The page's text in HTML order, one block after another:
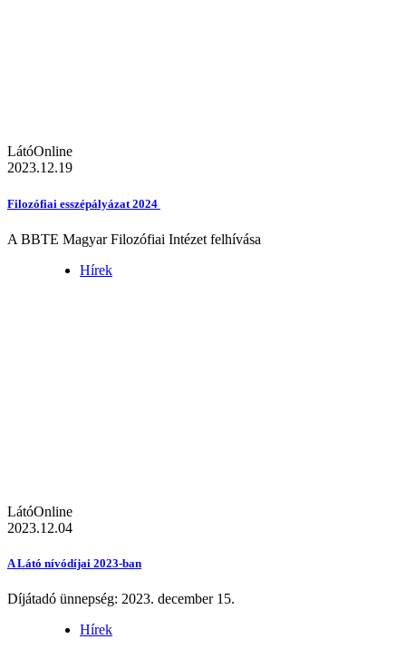
LátóOnline
2023.12.19
Filozófiai esszépályázat 2024
A BBTE Magyar Filozófiai Intézet felhívása
Hírek
LátóOnline
2023.12.04
A Látó nívódíjai 2023-ban
Díjátadó ünnepség: 2023. december 15.
Hírek